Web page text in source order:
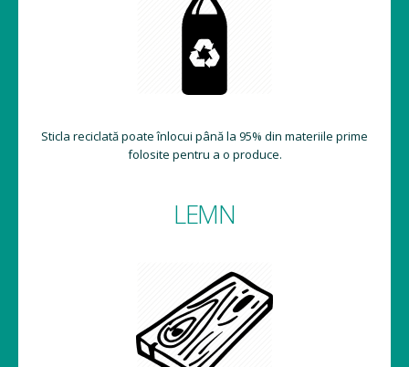
Sticla reciclată poate înlocui până la 95% din materiile prime
folosite pentru a o produce.
LEMN